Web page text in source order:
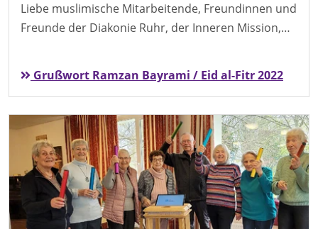
Liebe muslimische Mitarbeitende, Freundinnen und
Freunde der Diakonie Ruhr, der Inneren Mission,…
Grußwort Ramzan Bayrami / Eid al-Fitr 2022